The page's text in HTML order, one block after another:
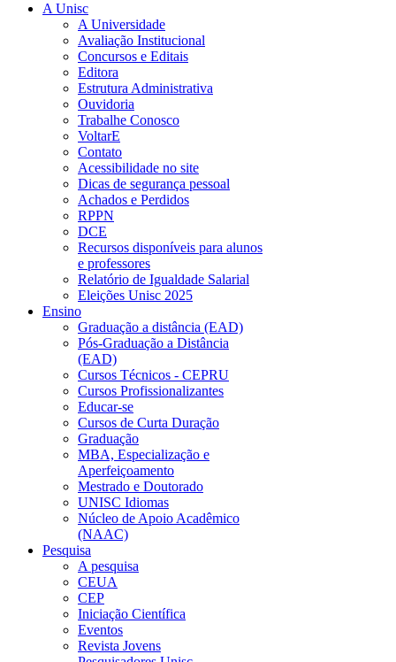
A Unisc
A Universidade
Avaliação Institucional
Concursos e Editais
Editora
Estrutura Administrativa
Ouvidoria
Trabalhe Conosco
VoltarE
Contato
Acessibilidade no site
Dicas de segurança pessoal
Achados e Perdidos
RPPN
DCE
Recursos disponíveis para alunos
e professores
Relatório de Igualdade Salarial
Eleições Unisc 2025
Ensino
Graduação a distância (EAD)
Pós-Graduação a Distância
(EAD)
Cursos Técnicos - CEPRU
Cursos Profissionalizantes
Educar-se
Cursos de Curta Duração
Graduação
MBA, Especialização e
Aperfeiçoamento
Mestrado e Doutorado
UNISC Idiomas
Núcleo de Apoio Acadêmico
(NAAC)
Pesquisa
A pesquisa
CEUA
CEP
Iniciação Científica
Eventos
Revista Jovens